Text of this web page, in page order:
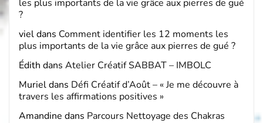
les plus importants de la vie grâce aux pierres de gué
?
vieldans Comment identifier les 12 moments les
plus importants de la vie grâce aux pierres de gué ?
Édith dans Atelier Créatif SABBAT – IMBOLC
Murieldans Défi Créatif d’Août – « Je me découvre à
travers les affirmations positives »
Amandine dans Parcours Nettoyage des Chakras